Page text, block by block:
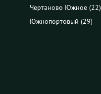
Чертаново Южное (22)
Южнопортовый (29)